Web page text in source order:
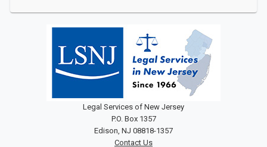
Legal Services of New Jersey
P.O. Box 1357
Edison, NJ 08818-1357
Contact Us